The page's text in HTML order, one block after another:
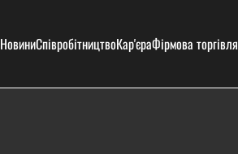
НовиниСпівробітництвоКар'єраФірмова торгівля